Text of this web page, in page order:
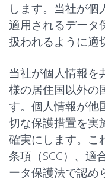
します。当社が
適用されるデータ
扱われるように適
当社が個人情報を
様の居住国以外の
す。個人情報が他
切な保護措置を実
確実にします。こ
条項（SCC）、適
ータ保護法で認め